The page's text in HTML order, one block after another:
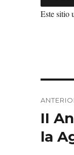
Este sitio
de
Entrada
anterior:
II
la